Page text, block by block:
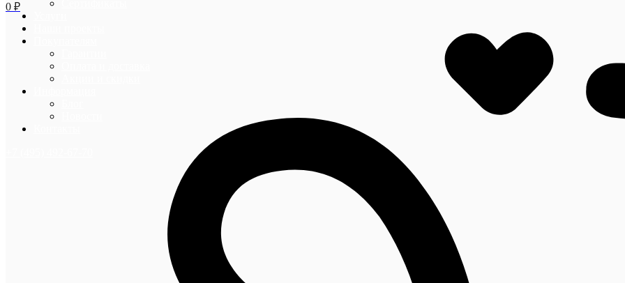
0 ₽